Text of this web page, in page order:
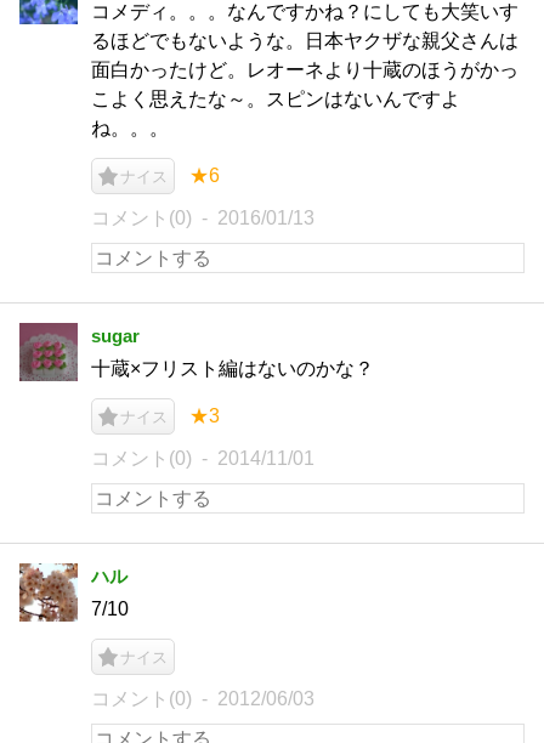
コメディ。。。なんですかね？にしても大笑いす
るほどでもないような。日本ヤクザな親父さんは
面白かったけど。レオーネより十蔵のほうがかっ
こよく思えたな～。スピンはないんですよ
ね。。。
ナイス ★6
コメント(0) 2016/01/13
sugar
十蔵×フリスト編はないのかな？
ナイス ★3
コメント(0) 2014/11/01
ハル
7/10
ナイス
コメント(0) 2012/06/03